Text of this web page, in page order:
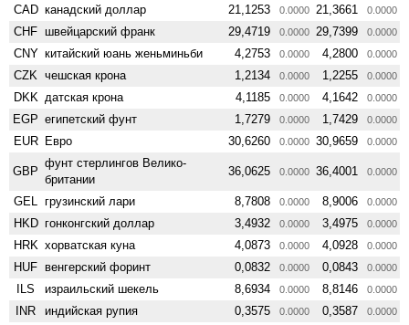
CAD канадский доллар 21,1253 0.0000 21,3661 0.0000
CHF швейцарский франк 29,4719 0.0000 29,7399 0.0000
CNY китайский юань женьминьби 4,2753 0.0000 4,2800 0.0000
CZK чешская крона 1,2134 0.0000 1,2255 0.0000
DKK датская крона 4,1185 0.0000 4,1642 0.0000
EGP египетский фунт 1,7279 0.0000 1,7429 0.0000
EUR Евро 30,6260 0.0000 30,9659 0.0000
GBP
фунт стерлингов Велико­
британии
36,0625 0.0000 36,4001 0.0000
GEL грузинский лари 8,7808 0.0000 8,9006 0.0000
HKD гонконгский доллар 3,4932 0.0000 3,4975 0.0000
HRK хорватская куна 4,0873 0.0000 4,0928 0.0000
HUF венгерский форинт 0,0832 0.0000 0,0843 0.0000
ILS израильский шекель 8,6934 0.0000 8,8146 0.0000
INR индийская рупия 0,3575 0.0000 0,3587 0.0000